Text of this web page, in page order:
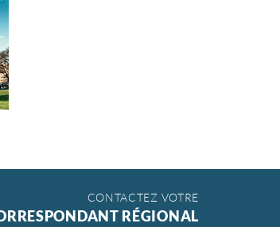
CONTACTEZ VOTRE
RÉGIONAL